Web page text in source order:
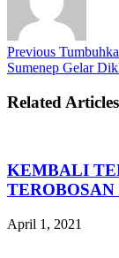
Previous
Sumenep Gelar
Related Articles
KEMBALI
April 1, 2021